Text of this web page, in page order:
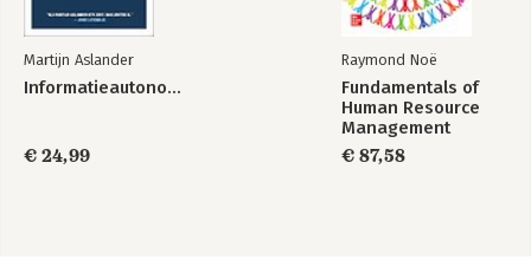
Martijn Aslander
Informatieautonomie
€ 24,99
Raymond Noë
Fundamentals of
Human Resource
Management
€ 87,58